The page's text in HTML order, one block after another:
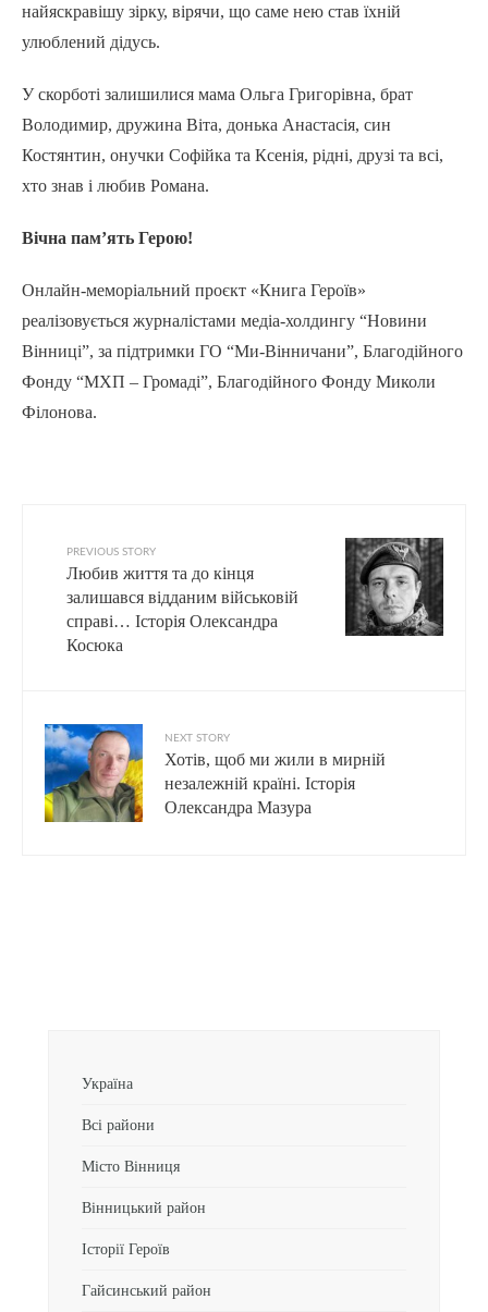
найяскравішу зірку, вірячи, що саме нею став їхній
улюблений дідусь.
У скорботі залишилися мама Ольга Григорівна, брат
Володимир, дружина Віта, донька Анастасія, син
Костянтин, онучки Софійка та Ксенія, рідні, друзі та всі,
хто знав і любив Романа.
Вічна пам’ять Герою!
Онлайн-меморіальний проєкт «Книга Героїв»
реалізовується журналістами медіа-холдингу “Новини
Вінниці”, за підтримки ГО “Ми-Вінничани”, Благодійного
Фонду “МХП – Громаді”, Благодійного Фонду Миколи
Філонова.
PREVIOUS STORY
Любив життя та до кінця
залишався відданим військовій
справі… Історія Олександра
Косюка
NEXT STORY
Хотів, щоб ми жили в мирній
незалежній країні. Історія
Олександра Мазура
Україна
Всі райони
Місто Вінниця
Вінницький район
Історії Героїв
Гайсинський район